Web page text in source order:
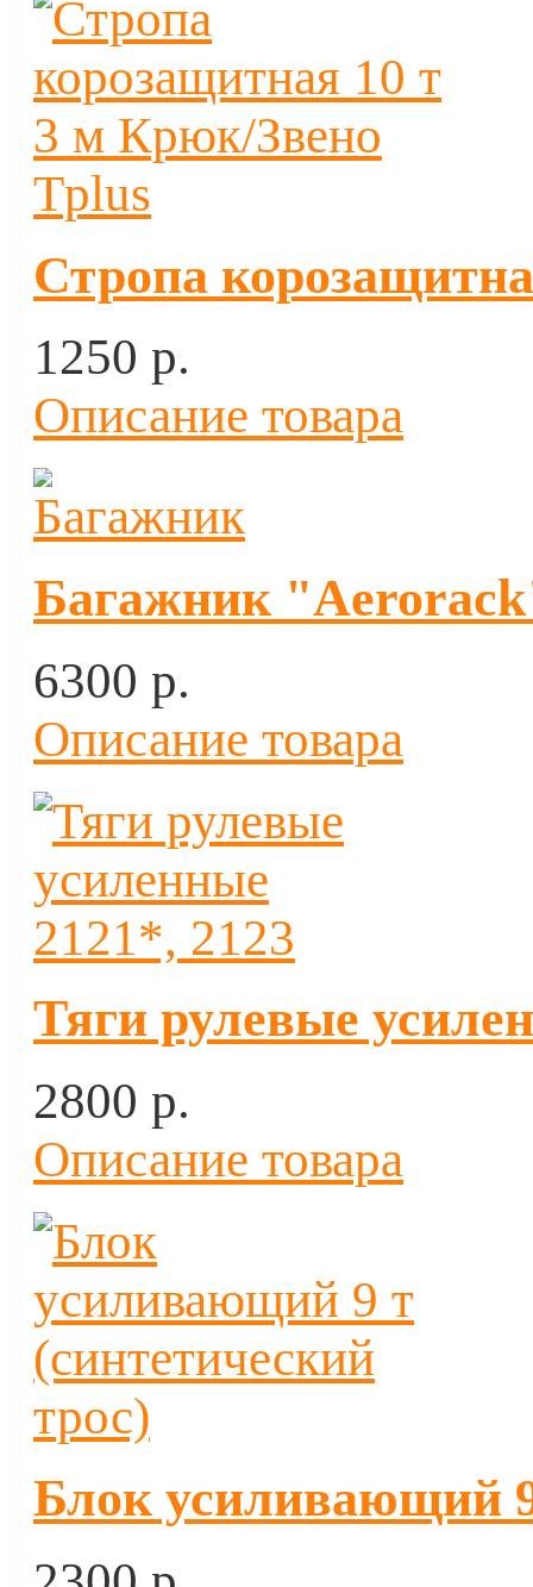
Стропа
1250 p.
Описание товара
Багажник
6300 p.
Описание товара
Тяги рулевые
2800 p.
Описание товара
Блок усиливающий